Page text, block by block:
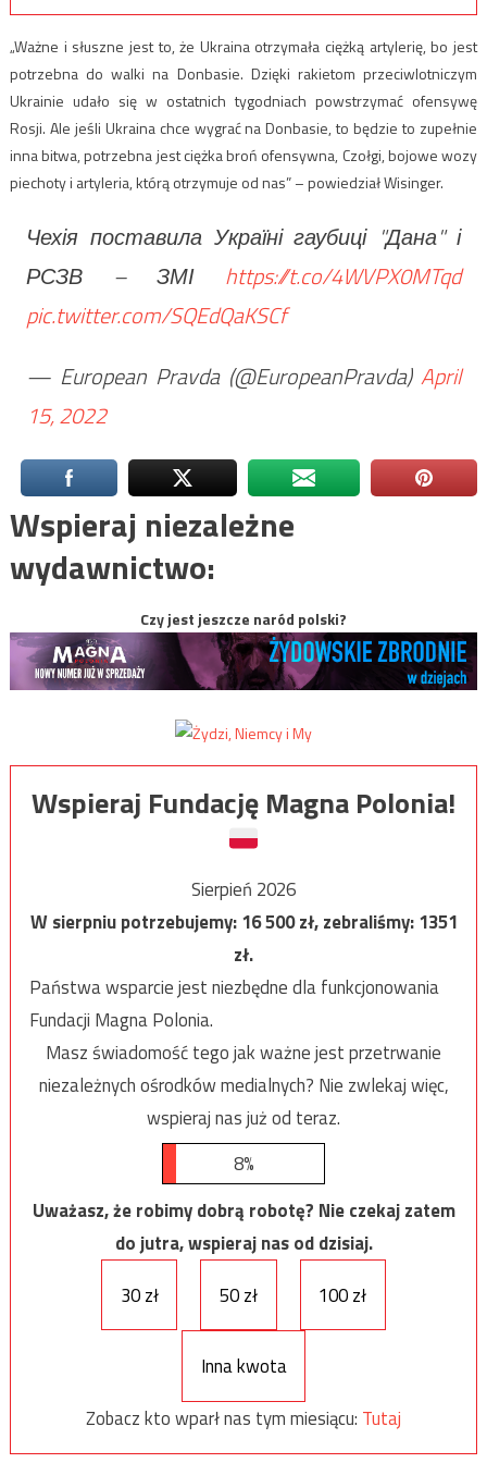
„Ważne i słuszne jest to, że Ukraina otrzymała ciężką artylerię, bo jest
potrzebna do walki na Donbasie. Dzięki rakietom przeciwlotniczym
Ukrainie udało się w ostatnich tygodniach powstrzymać ofensywę
Rosji. Ale jeśli Ukraina chce wygrać na Donbasie, to będzie to zupełnie
inna bitwa, potrzebna jest ciężka broń ofensywna, Czołgi, bojowe wozy
piechoty i artyleria, którą otrzymuje od nas” – powiedział Wisinger.
Чехія поставила Україні гаубиці "Дана" і
РСЗВ – ЗМІ https://t.co/4WVPX0MTqd
pic.twitter.com/SQEdQaKSCf
— European Pravda (@EuropeanPravda)April
15, 2022
Wspieraj niezależne
wydawnictwo:
Czy jest jeszcze naród polski?
Wspieraj Fundację Magna Polonia!
Sierpień 2026
W sierpniu potrzebujemy:16 500zł, zebraliśmy:1351
zł.
Państwa wsparcie jest niezbędne dla funkcjonowania
Fundacji Magna Polonia.
Masz świadomość tego jak ważne jest przetrwanie
niezależnych ośrodków medialnych? Nie zwlekaj więc,
wspieraj nas już od teraz.
8%
Uważasz, że robimy dobrą robotę? Nie czekaj zatem
do jutra, wspieraj nas od dzisiaj.
30 zł
50 zł 100 zł
Inna kwota
Zobacz kto wparł nas tym miesiącu: Tutaj